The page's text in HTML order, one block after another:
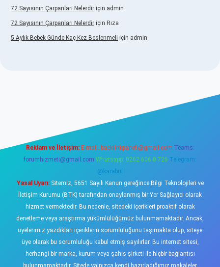
72 Sayısının Çarpanları Nelerdir için admin
72 Sayısının Çarpanları Nelerdir için Rıza
5 Aylık Bebek Günde Kaç Kez Beslenmeli için admin
Reklam ve İletişim: E-mail: backlinkpaneli@gmail.com Teams:
forumhizmeti@gmail.com Whatsapp: 0262 606 0 726 Telegram:
@karabul
Yasal Uyarı:Sitemiz, 5651 Sayılı Kanun gereğince Bilgi Teknolojileri ve
İletişim Kurumu (BTK) tarafından onaylanmış bir Yer Sağlayıcı olarak
hizmet vermektedir. Bu nedenle, sitedeki içerikleri proaktif olarak
denetleme veya araştırma yükümlülüğümüz bulunmamaktadır. Ancak,
üyelerimiz yazdıkları içeriklerin sorumluluğunu taşımakta olup, siteye
üye olarak bu sorumluluğu kabul etmiş sayılırlar. Bu internet sitesi,
herhangi bir marka, kurum veya şahıs şirketi ile hiçbir bağlantısı
bulunmamaktadır. Sitede yalnızca kendi hazırladığımız makaleler